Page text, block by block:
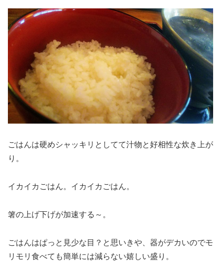
ごはんは硬めシャッキリとしてて汁物と好相性な炊き上が
り。
イカイカごはん。イカイカごはん。
箸の上げ下げが加速する～。
ごはんはぱっと見少な目？と思いきや、器がデカいのでモ
リモリ食べても簡単には減らない嬉しい盛り。